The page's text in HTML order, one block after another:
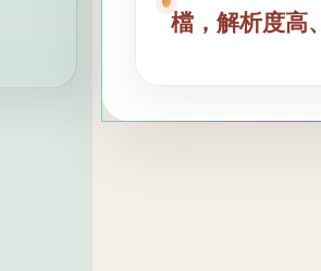
檔，解析度高